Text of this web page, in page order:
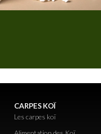
CARPES KOÏ
Les carpes koï